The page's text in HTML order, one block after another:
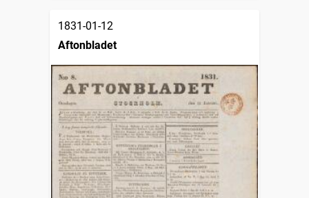
1831-01-12
Aftonbladet